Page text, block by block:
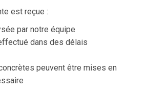
est reçue :
par notre équipe
dans des délais
peuvent être mises en